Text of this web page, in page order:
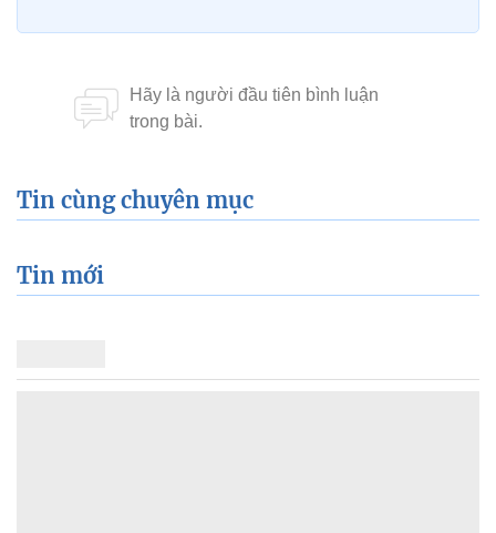
Tin cùng chuyên mục
Tin mới